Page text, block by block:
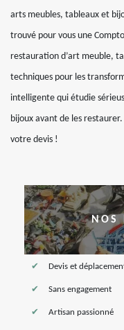
arts meubles, tableaux et
trouvé pour vous une
restauration d’art meuble,
techniques pour les
intelligente qui étudie
bijoux avant de les
votre devis !
NOS
Devis et
Sans engagement
Artisan passionné